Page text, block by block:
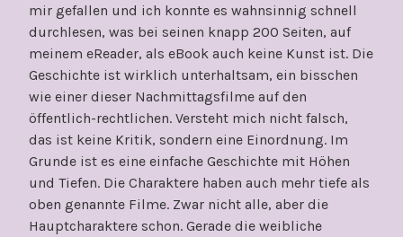
mir gefallen und ich konnte es wahnsinnig schnell
durchlesen, was bei seinen knapp 200 Seiten, auf
meinem eReader, als eBook auch keine Kunst ist. Die
Geschichte ist wirklich unterhaltsam, ein bisschen
wie einer dieser Nachmittagsfilme auf den
öffentlich-rechtlichen. Versteht mich nicht falsch,
das ist keine Kritik, sondern eine Einordnung. Im
Grunde ist es eine einfache Geschichte mit Höhen
und Tiefen. Die Charaktere haben auch mehr tiefe als
oben genannte Filme. Zwar nicht alle, aber die
Hauptcharaktere schon. Gerade die weibliche